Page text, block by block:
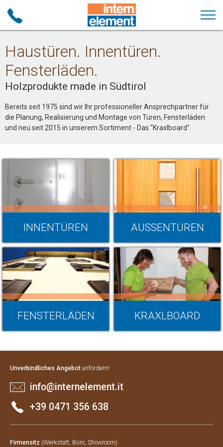
Haustüren. Innentüren.
Fensterläden.
Holzprodukte made in Südtirol
Bereits seit 1975 sind wir Ihr professioneller Ansprechpartner für
die Planung, Realisierung und Montage von Türen, Fensterläden
und neu seit 2015 in unserem Sortiment - Das "Kraxlboard".
INNENTÜREN AUSSENTÜREN
FENSTERLÄDEN KRAXLBOARD
Unverbindliches Angebot anfordern!
info@internelement.it
+39 0471 356 638
Firmensitz (Werkstatt, Büro, Showroom)